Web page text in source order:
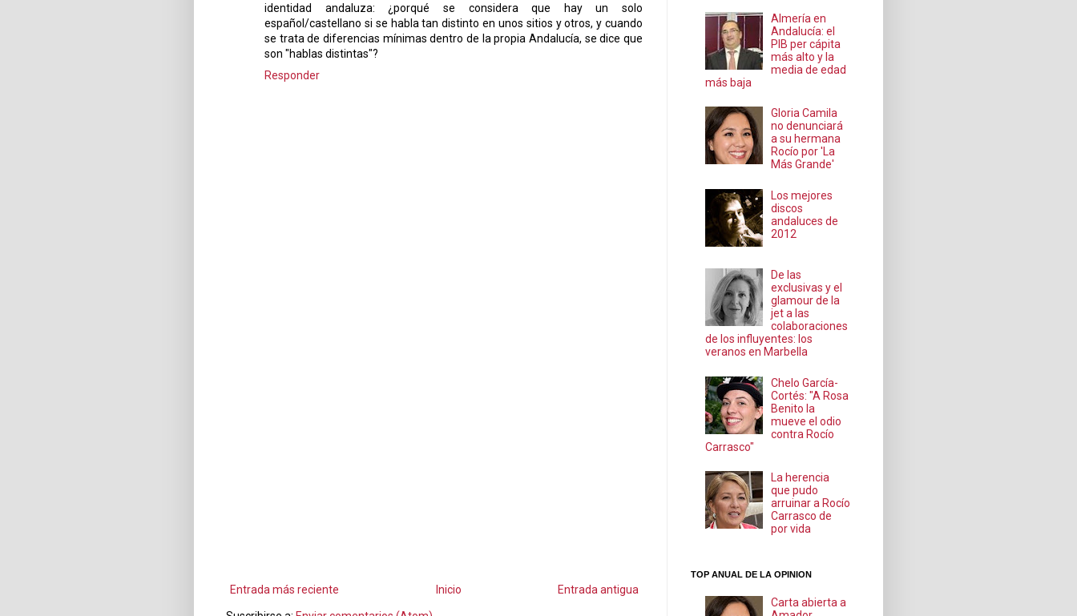
identidad andaluza: ¿porqué se considera que hay un solo
español/castellano si se habla tan distinto en unos sitios y otros, y cuando
se trata de diferencias mínimas dentro de la propia Andalucía, se dice que
son "hablas distintas"?
Responder
Entrada más reciente Entrada antigua
Inicio
Almería en
Andalucía: el
PIB per cápita
más alto y la
media de edad
más baja
Gloria Camila
no denunciará
a su hermana
Rocío por 'La
Más Grande'
Los mejores
discos
andaluces de
2012
De las
exclusivas y el
glamour de la
jet a las
colaboraciones
de los influyentes: los
veranos en Marbella
Chelo García-
Cortés: "A Rosa
Benito la
mueve el odio
contra Rocío
Carrasco"
La herencia
que pudo
arruinar a Rocío
Carrasco de
por vida
TOP ANUAL DE LA OPINION
Carta abierta a